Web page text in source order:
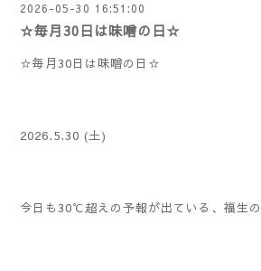
2026-05-30 16:51:00
☆毎月30日は味噌の日☆
☆毎月30日は味噌の日☆
2026.5.30 (土)
今日も30℃超えの予報が出ている、福生